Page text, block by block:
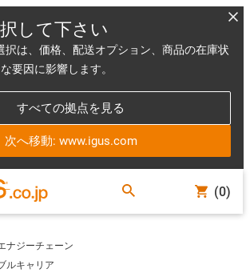
して下さい
択は、価格、配送オプション、商品の在庫状
要因に影響します。
すべての拠点を見る
次へ移動: www.igus.com
(0)
ナジーチェーン
ルキャリア